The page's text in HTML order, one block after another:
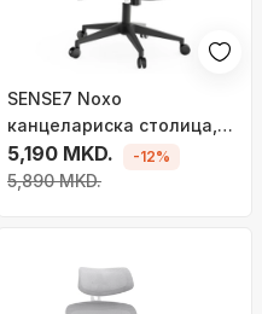
SENSE7 Noxo
канцелариска столица,
црна
5,190 MKD.
5,890 MKD.
-12%